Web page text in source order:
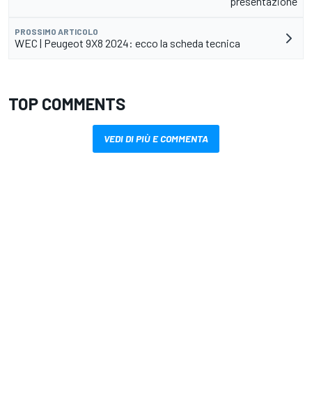
PROSSIMO ARTICOLO
WEC | Peugeot 9X8 2024: ecco la scheda tecnica
TOP COMMENTS
VEDI DI PIÙ E COMMENTA